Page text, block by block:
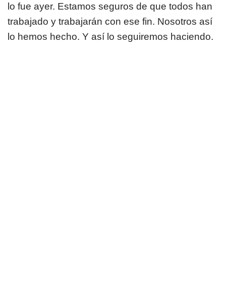
lo fue ayer. Estamos seguros de que todos han
trabajado y trabajarán con ese fin. Nosotros así
lo hemos hecho. Y así lo seguiremos haciendo.